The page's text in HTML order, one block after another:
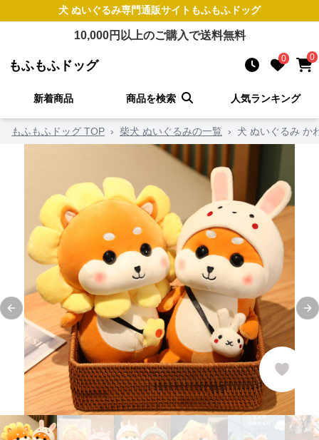
犬 ぬいぐるみ専門通販サイト もふもふドッグ
10,000円以上のご購入で送料無料
もふもふドッグ 0 0
新着商品 商品を検索 人気ランキング
もふもふドッグ TOP › 柴犬 ぬいぐるみの一覧 › 犬 ぬいぐるみ か
Previous slide